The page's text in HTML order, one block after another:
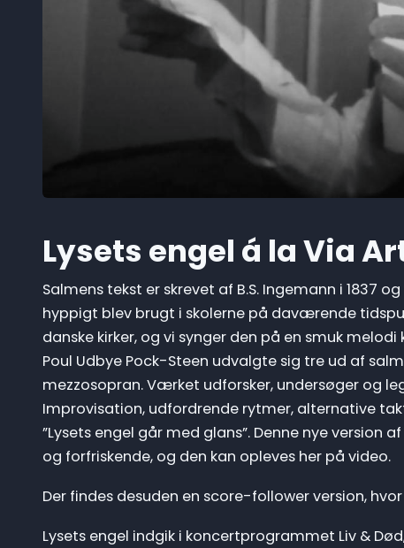
Lysets engel á la Via
Salmens tekst er skrevet af B.S. Ingemann i 1837
hyppigt blev brugt i skolerne på daværende
danske kirker, og vi synger den på en smuk
Poul Udbye Pock-Steen udvalgte sig tre ud af
mezzosopran. Værket udforsker, undersøger og
Improvisation, udfordrende rytmer, alternative
”Lysets engel går med glans”. Denne nye
og forfriskende, og den kan opleves her på video.
Der findes desuden en score-follower version,
Lysets engel indgik i koncertprogrammet Liv &